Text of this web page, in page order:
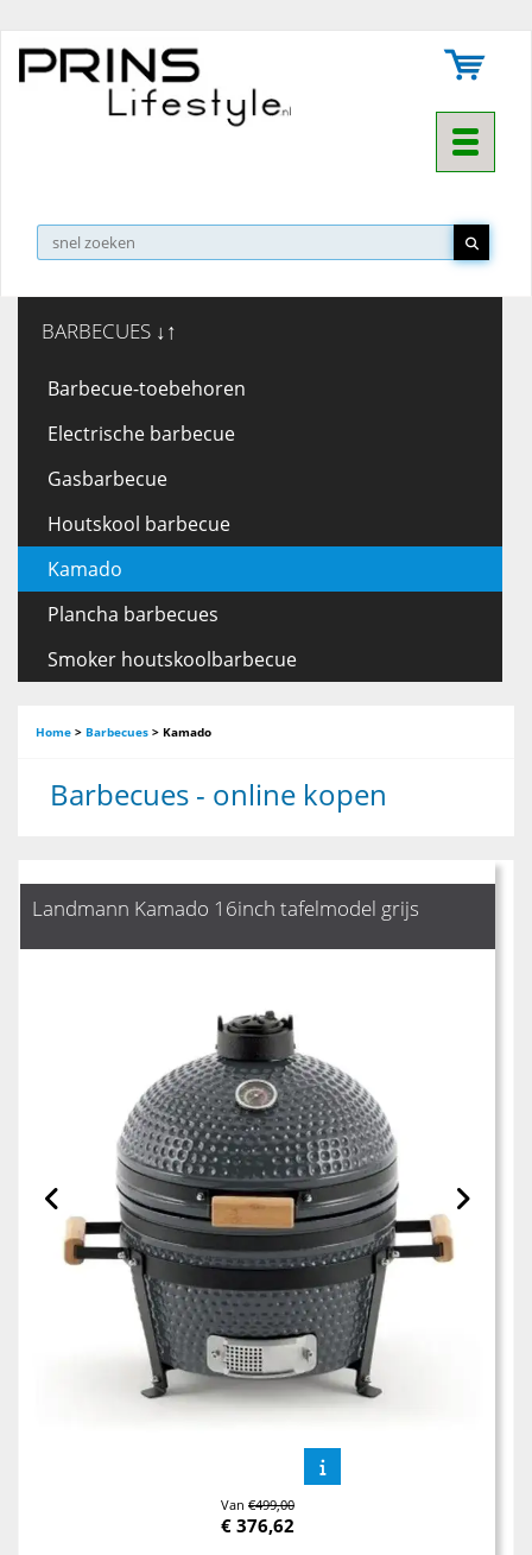
Toggle
BARBECUES ↓↑
Barbecue-toebehoren
Electrische barbecue
Gasbarbecue
Houtskool barbecue
Kamado
Plancha barbecues
Smoker houtskoolbarbecue
Home > Barbecues > Kamado
Barbecues - online kopen
Landmann Kamado 16inch tafelmodel grijs
Van €499,00
€ 376,62